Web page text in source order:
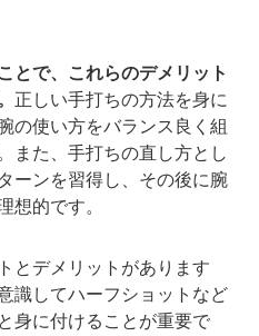
とで、これらのデメリット
正しい手打ちの方法を身に
の使い方をバランス良く組
また、手打ちの直し方とし
ーンを習得し、その後に腕
想的です。
とデメリットがあります
識してハーフショットなど
身に付けることが重要で